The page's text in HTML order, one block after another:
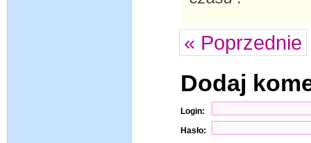
« Poprzednie
Dodaj
Login:
Hasło: